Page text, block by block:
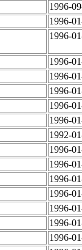
1996-
1996-
1996-
1996-
1996-
1996-
1996-
1996-
1992-
1996-
1996-
1996-
1996-
1996-
1996-
1996-